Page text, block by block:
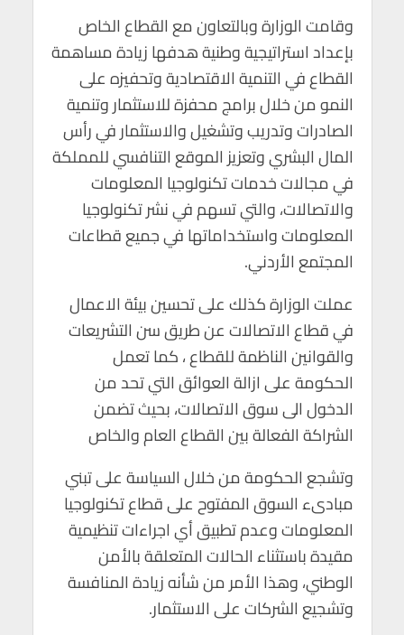
وقامت الوزارة وبالتعاون مع القطاع الخاص
بإعداد استراتيجية وطنية هدفها زيادة مساهمة
القطاع في التنمية الاقتصادية وتحفيزه على
النمو من خلال برامج محفزة للاستثمار وتنمية
الصادرات وتدريب وتشغيل والاستثمار في رأس
المال البشري وتعزيز الموقع التنافسي للمملكة
في مجالات خدمات تكنولوجيا المعلومات
والاتصالات، والتي تسهم في نشر تكنولوجيا
المعلومات واستخداماتها في جميع قطاعات
المجتمع الأردني.
عملت الوزارة كذلك على تحسين بيئة الاعمال
في قطاع الاتصالات عن طريق سن التشريعات
والقوانين الناظمة للقطاع ، كما تعمل
الحكومة على ازالة العوائق التي تحد من
الدخول الى سوق الاتصالات، بحيث تضمن
الشراكة الفعالة بين القطاع العام والخاص
وتشجع الحكومة من خلال السياسة على تبني
مبادىء السوق المفتوح على قطاع تكنولوجيا
المعلومات وعدم تطبيق أي اجراءات تنظيمية
مقيدة باستثناء الحالات المتعلقة بالأمن
الوطني، وهذا الأمر من شأنه زيادة المنافسة
وتشجيع الشركات على الاستثمار.